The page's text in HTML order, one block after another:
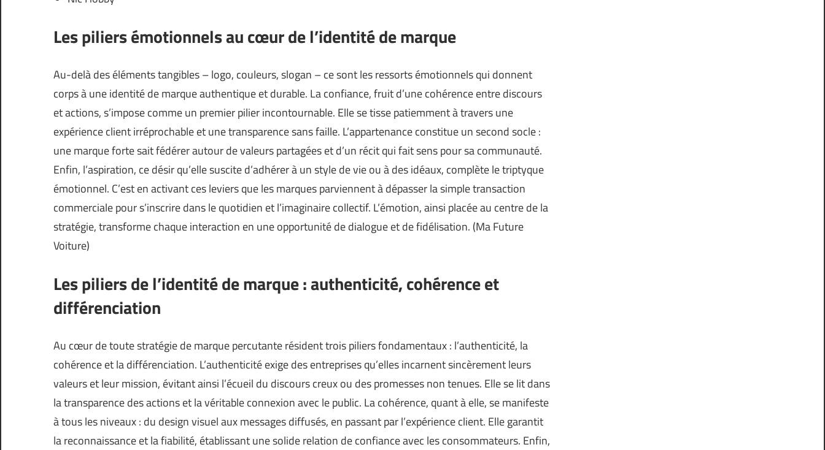
Les piliers émotionnels au cœur de l’identité de marque
Au-delà des éléments tangibles – logo, couleurs, slogan – ce sont les ressorts émotionnels qui donnent
corps à une identité de marque authentique et durable. La confiance, fruit d’une cohérence entre discours
et actions, s’impose comme un premier pilier incontournable. Elle se tisse patiemment à travers une
expérience client irréprochable et une transparence sans faille. L’appartenance constitue un second socle :
une marque forte sait fédérer autour de valeurs partagées et d’un récit qui fait sens pour sa communauté.
Enfin, l’aspiration, ce désir qu’elle suscite d’adhérer à un style de vie ou à des idéaux, complète le triptyque
émotionnel. C’est en activant ces leviers que les marques parviennent à dépasser la simple transaction
commerciale pour s’inscrire dans le quotidien et l’imaginaire collectif. L’émotion, ainsi placée au centre de la
stratégie, transforme chaque interaction en une opportunité de dialogue et de fidélisation. (Ma Future
Voiture)
Les piliers de l’identité de marque : authenticité, cohérence et
différenciation
Au cœur de toute stratégie de marque percutante résident trois piliers fondamentaux : l’authenticité, la
cohérence et la différenciation. L’authenticité exige des entreprises qu’elles incarnent sincèrement leurs
valeurs et leur mission, évitant ainsi l’écueil du discours creux ou des promesses non tenues. Elle se lit dans
la transparence des actions et la véritable connexion avec le public. La cohérence, quant à elle, se manifeste
à tous les niveaux : du design visuel aux messages diffusés, en passant par l’expérience client. Elle garantit
la reconnaissance et la fiabilité, établissant une solide relation de confiance avec les consommateurs. Enfin,